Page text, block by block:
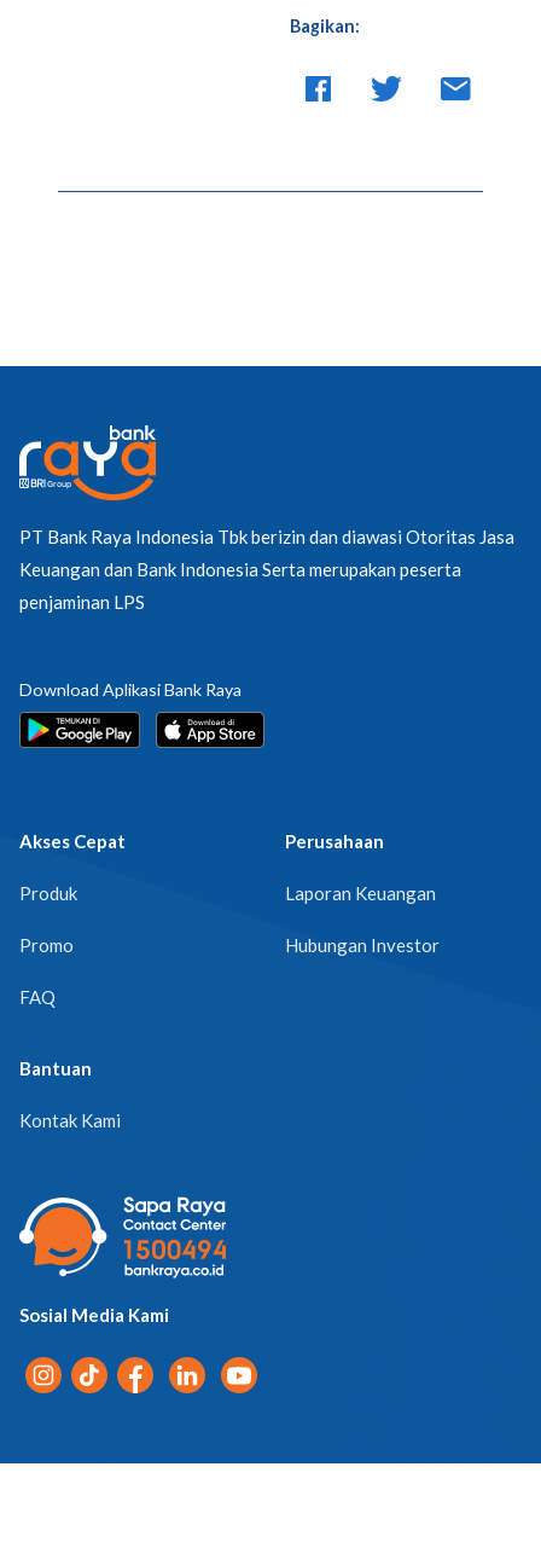
Bagikan:
PT Bank Raya Indonesia Tbk berizin dan diawasi Otoritas Jasa
Keuangan dan Bank Indonesia Serta merupakan peserta
penjaminan LPS
Download Aplikasi Bank Raya
Akses Cepat
Produk
Promo
FAQ
Perusahaan
Laporan Keuangan
Hubungan Investor
Bantuan
Kontak Kami
Sosial Media Kami